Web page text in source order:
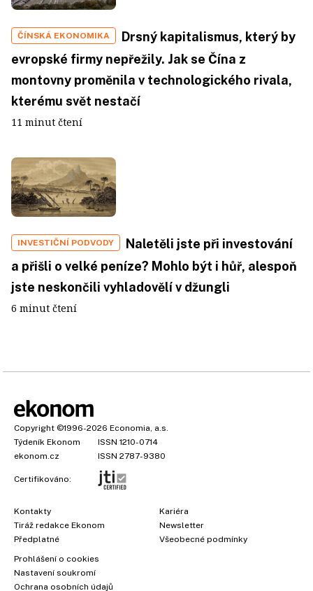
ČÍNSKÁ EKONOMIKA
Drsný kapitalismus, který by
evropské firmy nepřežily. Jak se Čína z
montovny proměnila v technologického rivala,
kterému svět nestačí
11 minut čtení
INVESTIČNÍ PODVODY
Naletěli jste při investování
a přišli o velké peníze? Mohlo být i hůř, alespoň
jste neskončili vyhladovělí v džungli
6 minut čtení
Copyright ©1996-2026 Economia, a.s.
Týdeník Ekonom
ISSN 1210-0714
ekonom.cz
ISSN 2787-9380
Certifikováno:
Kontakty
Tiráž redakce Ekonom
Předplatné
Kariéra
Newsletter
Všeobecné podmínky
Prohlášení o cookies
Nastavení soukromí
Ochrana osobních údajů